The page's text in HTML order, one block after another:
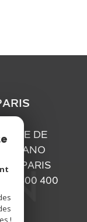
73 300 400
RUE DE
PARIS
!